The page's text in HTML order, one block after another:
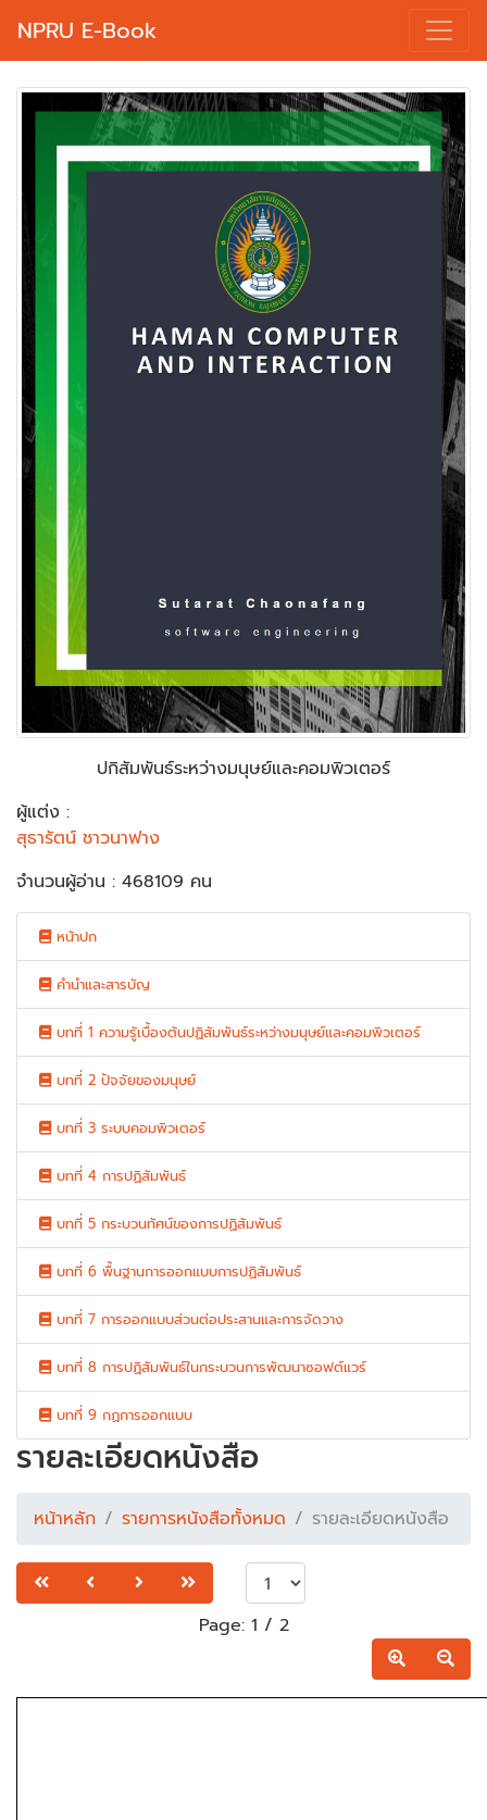
NPRU E-Book
ปกิสัมพันธ์ระหว่างมนุษย์และคอมพิวเตอร์
ผู้แต่ง :
สุธารัตน์ ชาวนาฟาง
จำนวนผู้อ่าน : 468109 คน
หน้าปก
คำนำและสารบัญ
บทที่ 1 ความรู้เบื้องต้นปฏิสัมพันธ์ระหว่างมนุษย์และคอมพิวเตอร์
บทที่ 2 ปัจจัยของมนุษย์
บทที่ 3 ระบบคอมพิวเตอร์
บทที่ 4 การปฏิสัมพันธ์
บทที่ 5 กระบวนทัศน์ของการปฏิสัมพันธ์
บทที่ 6 พื้นฐานการออกแบบการปฏิสัมพันธ์
บทที่ 7 การออกแบบส่วนต่อประสานและการจัดวาง
บทที่ 8 การปฏิสัมพันธ์ในกระบวนการพัฒนาซอฟต์แวร์
บทที่ 9 กฏการออกแบบ
รายละเอียดหนังสือ
หน้าหลัก รายการหนังสือทั้งหมด รายละเอียดหนังสือ
Page: 1 / 2